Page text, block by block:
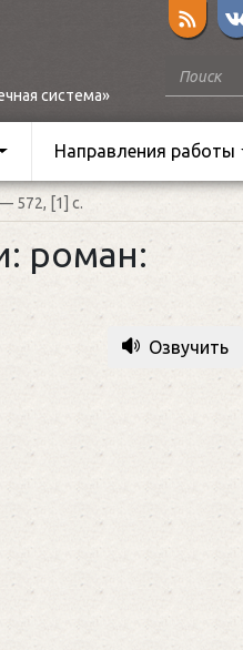
система»
Направления работы
572, [1] с.
роман:
Озвучить